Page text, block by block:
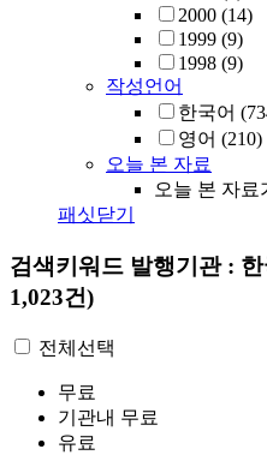
2000 (14)
1999 (9)
1998 (9)
작성언어
한국어
영어 (210)
오늘 본 자료
오늘 본 자료
패싯닫기
검색키워드 발행기관 :
1,023건)
전체선택
무료
기관내 무료
유료